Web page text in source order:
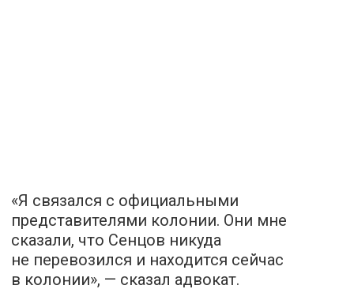
«Я связался с официальными
представителями колонии. Они мне
сказали, что Сенцов никуда
не перевозился и находится сейчас
в колонии», — сказал адвокат.